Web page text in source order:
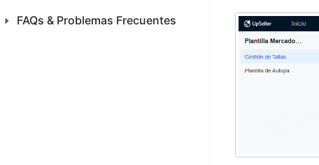
FAQs & Problemas Frecuentes